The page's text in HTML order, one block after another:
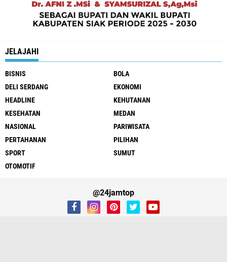
JELAJAHI
BISNIS
BOLA
DELI SERDANG
EKONOMI
HEADLINE
KEHUTANAN
KESEHATAN
MEDAN
NASIONAL
PARIWISATA
PERTAHANAN
PILIHAN
SPORT
SUMUT
OTOMOTIF
@24jamtop